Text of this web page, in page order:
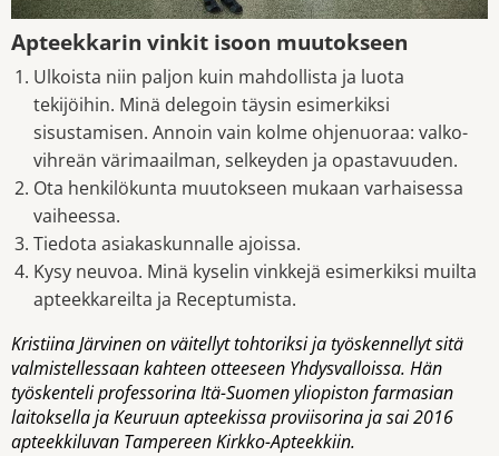
Apteekkarin vinkit isoon muutokseen
Ulkoista niin paljon kuin mahdollista ja luota
tekijöihin. Minä delegoin täysin esimerkiksi
sisustamisen. Annoin vain kolme ohjenuoraa: valko-
vihreän värimaailman, selkeyden ja opastavuuden.
Ota henkilökunta muutokseen mukaan varhaisessa
vaiheessa.
Tiedota asiakaskunnalle ajoissa.
Kysy neuvoa. Minä kyselin vinkkejä esimerkiksi muilta
apteekkareilta ja Receptumista.
Kristiina Järvinen on väitellyt tohtoriksi ja työskennellyt sitä
valmistellessaan kahteen otteeseen Yhdysvalloissa. Hän
työskenteli professorina Itä-Suomen yliopiston farmasian
laitoksella ja Keuruun apteekissa proviisorina ja sai 2016
apteekkiluvan Tampereen Kirkko-Apteekkiin.